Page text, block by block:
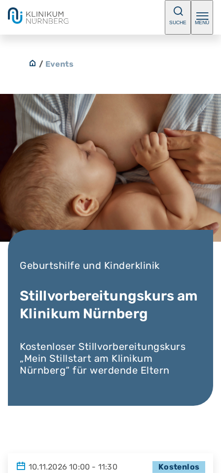
SUCHE MENÜ
/ Events
Geburtshilfe und Kinderklinik
Stillvorbereitungskurs am
Klinikum Nürnberg
Kostenloser Stillvorbereitungskurs
„Mein Stillstart am Klinikum
Nürnberg“ für werdende Eltern
10.11.2026 10:00 - 11:30 Kostenlos